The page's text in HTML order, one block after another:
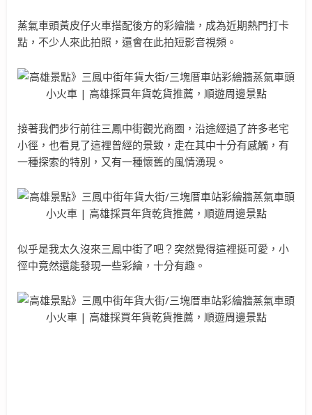
蒸氣車頭黃皮仔火車搭配後方的彩繪牆，成為近期熱門打卡
點，不少人來此拍照，還會在此拍短影音視頻。
接著我們步行前往三鳳中街觀光商圈，沿途經過了許多老宅
小徑，也看見了這裡曾經的景致，走在其中十分有感觸，有
一種探索的特別，又有一種懷舊的風情湧現。
似乎是我太久沒來三鳳中街了吧？突然覺得這裡挺可愛，小
徑中竟然還能發現一些彩繪，十分有趣。